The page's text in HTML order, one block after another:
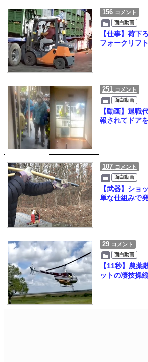
156 コメント
面白動画
【仕事】荷下
フォークリフ
251 コメント
面白動画
【動画】退職
報されてドア
107 コメント
面白動画
【武器】ショ
単な仕組みで
29 コメント
面白動画
【11秒】農薬
ットの凄技操縦